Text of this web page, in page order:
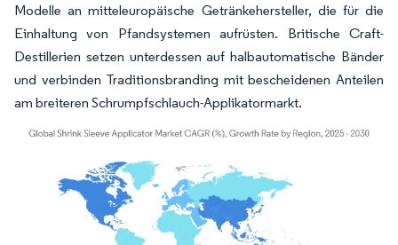
Modelle an mitteleuropäische Getränkehersteller, die für die
Einhaltung von Pfandsystemen aufrüsten. Britische Craft-
Destillerien setzen unterdessen auf halbautomatische Bänder
und verbinden Traditionsbranding mit bescheidenen Anteilen
am breiteren Schrumpfschlauch-Applikatormarkt.